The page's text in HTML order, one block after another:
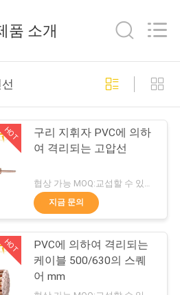
전원 케이
306
케이블
244
품 소개
HOT
구리 지휘자 PVC에 의하
여 격리되는 고압선
협상 가능 MOQ:교섭할 수 있습니다
지금 문의
HOT
PVC에 의하여 격리되는
케이블 500/630의 스퀘
어 mm